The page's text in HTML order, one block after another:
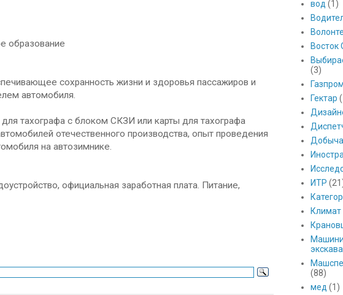
образование
сохранность жизни и здоровья пассажиров и
автомобиля.
тахографа с блоком СКЗИ или карты для тахографа
отечественного производства, опыт проведения
на автозимнике.
официальная заработная плата. Питание,
вод (1)
Восток
(3)
Гектар
Добыча
ИТР
Климат
(88)
мед (1)